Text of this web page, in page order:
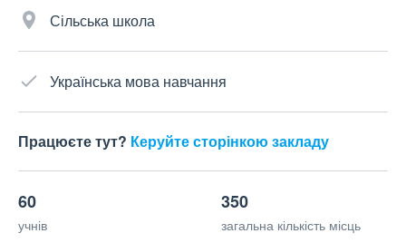
Сільська школа
Українська мова навчання
Працюєте тут? Керуйте сторінкою закладу
60
учнів
350
загальна кількість місць